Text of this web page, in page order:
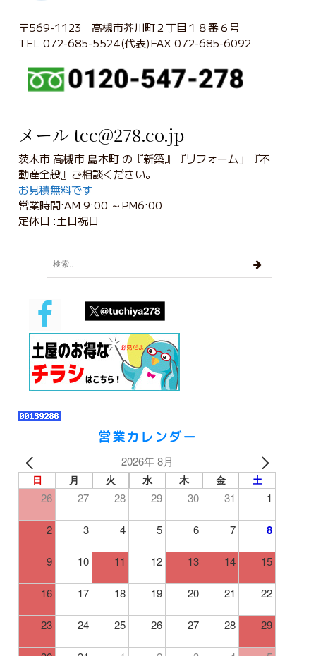
〒569-1123 高槻市芥川町２丁目１８番６号
TEL 072-685-5524(代表)FAX 072-685-6092
メール tcc@278.co.jp
茨木市 高槻市 島本町 の『新築』『リフォーム」『不
動産全般』ご相談ください。
お見積無料です
営業時間:AM 9:00 ～PM6:00
定休日 :土日祝日
営業カレンダー
2026年 8月
日 月 火 水 木 金 土
26 27 28 29 30 31 1
2 3 4 5 6 7 8
9 10 11 12 13 14 15
16 17 18 19 20 21 22
23 24 25 26 27 28 29